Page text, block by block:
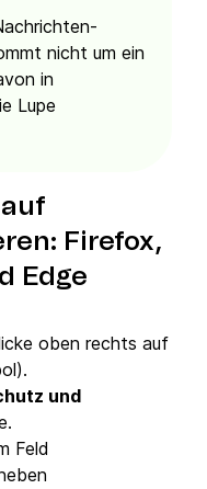
nicht um ein
in
Lupe
Firefox,
Edge
oben rechts auf
und
Feld